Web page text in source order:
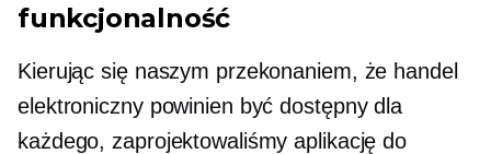
funkcjonalność
Kierując się naszym przekonaniem, że handel
elektroniczny powinien być dostępny dla
każdego, zaprojektowaliśmy aplikację do